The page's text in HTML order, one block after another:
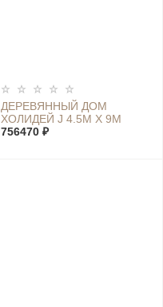
ДЕРЕВЯННЫЙ ДОМ
ХОЛИДЕЙ J 4.5М Х 9М
756470 ₽